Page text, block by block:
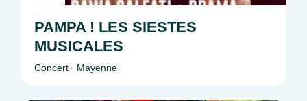
PAMPA ! LES SIESTES
MUSICALES
Concert Mayenne